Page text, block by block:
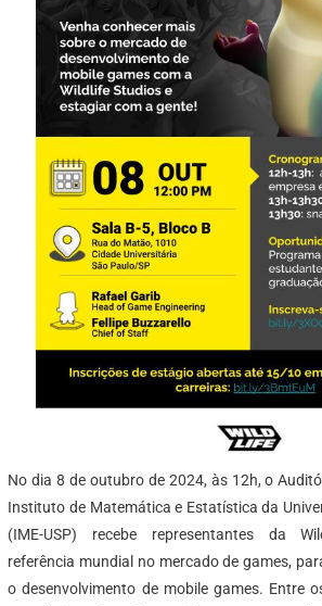
No dia 8 de outubro de 2024, às 12h, o
Instituto de Matemática e Estatística da
(IME-USP) recebe representantes da
referência mundial no mercado de games,
o desenvolvimento de mobile games. Entre